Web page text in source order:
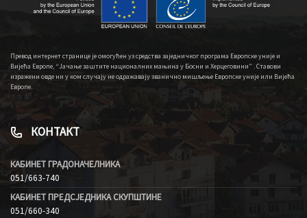
Превод интернет странице је омогућен уз средства заједничког програма Европске уније и
Вијећа Европе, “Јачање заштите националних мањина у Босни и Херцеговини” . Ставови
изражени овде ни у ком случају не одражавају званично мишљење Европске уније или Вијећа
Европе.
КОНТАКТ
КАБИНЕТ ГРАДОНАЧЕЛНИКА
051/663-740
КАБИНЕТ ПРЕДСЈЕДНИКА СКУПШТИНЕ
051/660-340